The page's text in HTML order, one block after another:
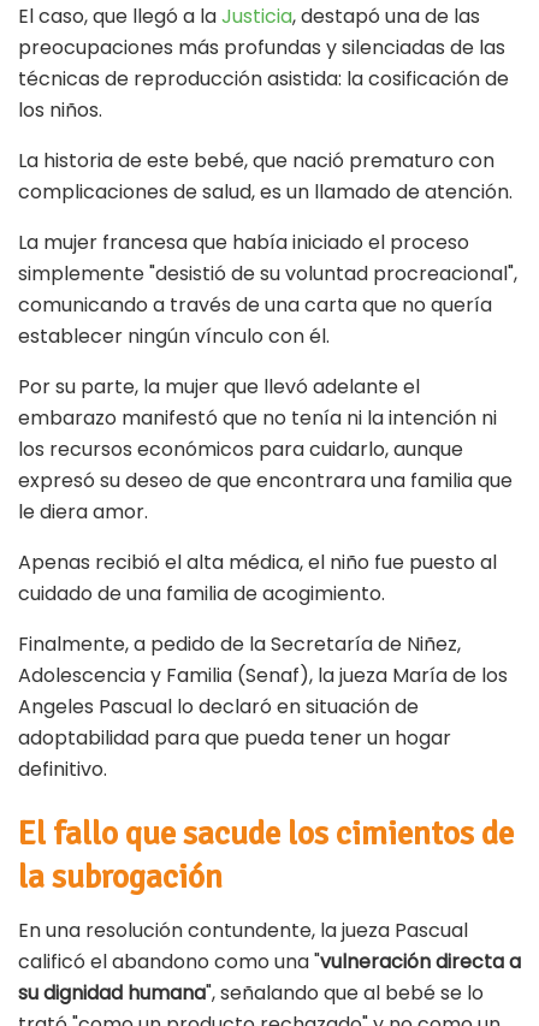
El caso, que llegó a laJusticia, destapó una de las
preocupaciones más profundas y silenciadas de las
técnicas de reproducción asistida: la cosificación de
los niños.
La historia de este bebé, que nació prematuro con
complicaciones de salud, es un llamado de atención.
La mujer francesa que había iniciado el proceso
simplemente "desistió de su voluntad procreacional",
comunicando a través de una carta que no quería
establecer ningún vínculo con él.
Por su parte, la mujer que llevó adelante el
embarazo manifestó que no tenía ni la intención ni
los recursos económicos para cuidarlo, aunque
expresó su deseo de que encontrara una familia que
le diera amor.
Apenas recibió el alta médica, el niño fue puesto al
cuidado de una familia de acogimiento.
Finalmente, a pedido de la Secretaría de Niñez,
Adolescencia y Familia (Senaf), la jueza María de los
Angeles Pascual lo declaró en situación de
adoptabilidad para que pueda tener un hogar
definitivo.
El fallo que sacude los cimientos de
la subrogación
En una resolución contundente, la jueza Pascual
calificó el abandono como una "vulneración directa a
su dignidad humana", señalando que al bebé se lo